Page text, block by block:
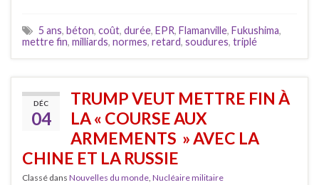
5 ans, béton, coût, durée, EPR, Flamanville, Fukushima,
mettre fin, milliards, normes, retard, soudures, triplé
DÉC
04
TRUMP VEUT METTRE FIN À
LA « COURSE AUX
ARMEMENTS » AVEC LA
CHINE ET LA RUSSIE
Classé dans Nouvelles du monde Nucléaire militaire